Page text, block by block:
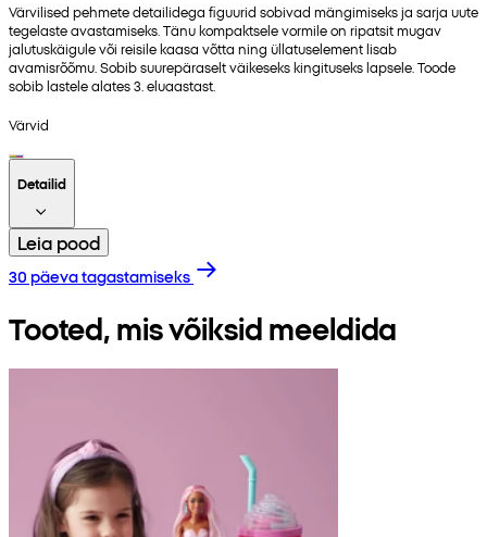
Värvilised pehmete detailidega figuurid sobivad mängimiseks ja sarja uute
tegelaste avastamiseks. Tänu kompaktsele vormile on ripatsit mugav
jalutuskäigule või reisile kaasa võtta ning üllatuselement lisab
avamisrõõmu. Sobib suurepäraselt väikeseks kingituseks lapsele. Toode
sobib lastele alates 3. eluaastast.
Värvid
Detailid
Leia pood
30 päeva tagastamiseks
Tooted, mis võiksid meeldida